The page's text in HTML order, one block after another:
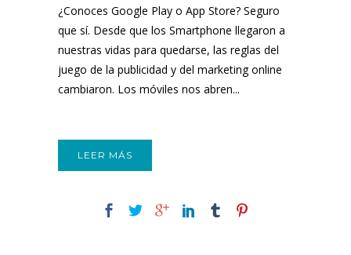
¿Conoces Google Play o App Store? Seguro
que sí. Desde que los Smartphone llegaron a
nuestras vidas para quedarse, las reglas del
juego de la publicidad y del marketing online
cambiaron. Los móviles nos abren...
LEER MÁS